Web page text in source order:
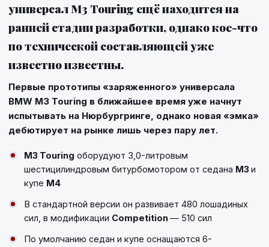
универсал М3 Touring ещё находится на
ранней стадии разработки, однако кое-что
по технической составляющей уже
известно известны.
Первые прототипы «заряженного» универсала
BMW M3 Touring в ближайшее время уже начнут
испытывать на Нюрбургринге, однако новая «эмка»
дебютирует на рынке лишь через пару лет.
M3 Touring оборудуют 3,0-литровым
шестицилиндровым битурбомотором от седана M3и
купе M4
В стандартной версии он развивает 480 лошадиных
сил, в модификации Competition— 510 сил
По умолчанию седан и купе оснащаются 6-